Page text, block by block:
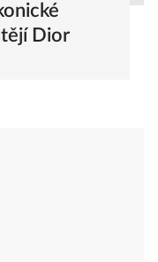
Dior